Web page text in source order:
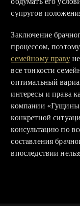
супругов
Заключение
процессом,
семейному праву
все тонкости
оптимальный
интересы и права
компании «Гущины
конкретной
консультацию по
составления
впоследствии